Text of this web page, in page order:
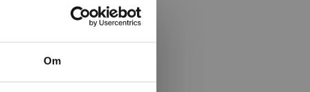
Om
i Stockholm. Han är
och lärare. För
som består av